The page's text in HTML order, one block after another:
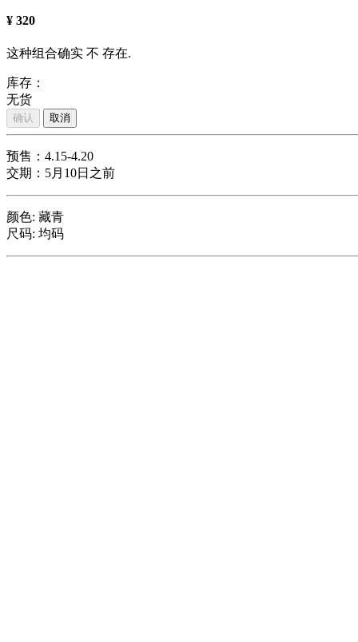
¥ 320
这种组合确实 不 存在.
库存：
无货
确认 取消
预售：4.15-4.20
交期：5月10日之前
颜色: 藏青
尺码: 均码